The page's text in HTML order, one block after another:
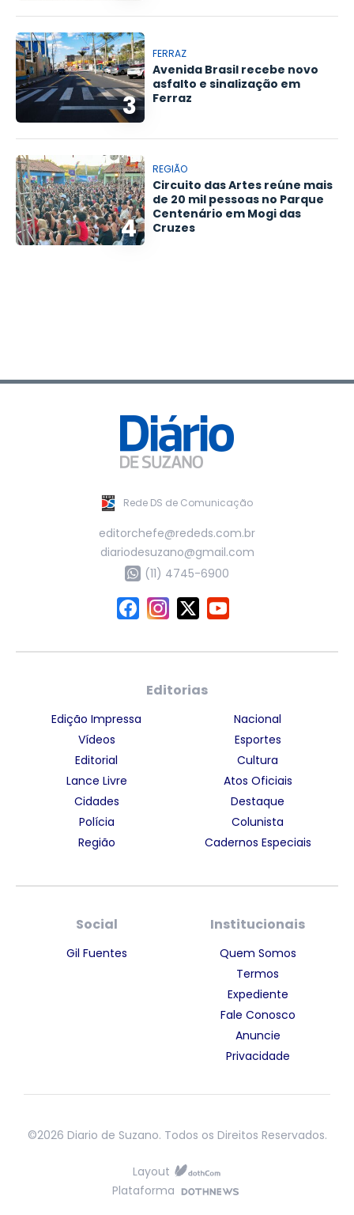
3
FERRAZ
Avenida Brasil recebe novo
asfalto e sinalização em
Ferraz
4
REGIÃO
Circuito das Artes reúne mais
de 20 mil pessoas no Parque
Centenário em Mogi das
Cruzes
Rede DS de Comunicação
editorchefe@rededs.com.br
diariodesuzano@gmail.com
(11) 4745-6900
Editorias
Edição Impressa
Vídeos
Editorial
Lance Livre
Cidades
Polícia
Região
Nacional
Esportes
Cultura
Atos Oficiais
Destaque
Colunista
Cadernos Especiais
Social
Gil Fuentes
Institucionais
Quem Somos
Termos
Expediente
Fale Conosco
Anuncie
Privacidade
©2026 Diario de Suzano. Todos os Direitos Reservados.
Layout
Plataforma